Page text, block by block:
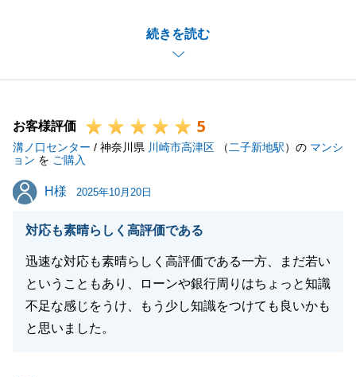
続きを読む
り光栄に感じております。
お子様の事を第一に考えた物件探しで、最終的に最適
な新居をご契約できたこと嬉しく思っております。
ただけますと幸いです。
お客様評価 5
溝ノ口センター / 神奈川県 川崎市高津区 （ 二子新地駅）の マンシ
ョン を ご購入
H様
H様 2025年10月20日
対応も素晴らしく高評価である
迅速な対応も素晴らしく高評価である一方、まだ若い
ということもあり、ローンや銀行周りはちょっと知識
不足な感じをうけ、もう少し知識をつけても良いかも
と思いました。